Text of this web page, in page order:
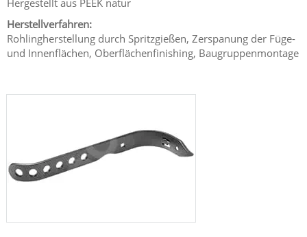
Herstellverfahren:
Rohlingherstellung durch Spritzgießen, Zerspanung der Füge-
und Innenflächen, Oberflächenfinishing, Baugruppenmontage